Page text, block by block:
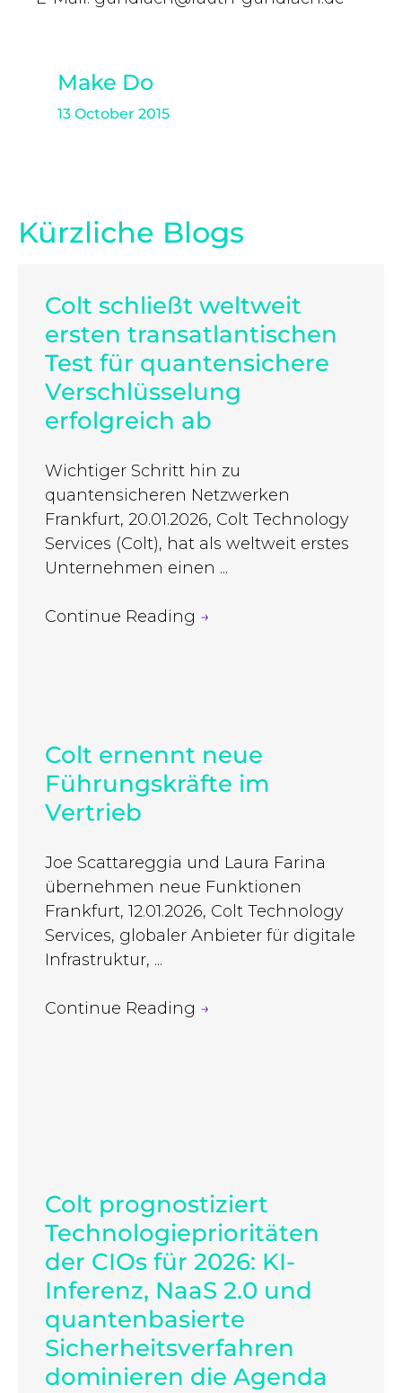
Make Do
13 October 2015
Kürzliche Blogs
Colt schließt weltweit
ersten transatlantischen
Test für quantensichere
Verschlüsselung
erfolgreich ab
Wichtiger Schritt hin zu
quantensicheren Netzwerken
Frankfurt, 20.01.2026, Colt Technology
Services (Colt), hat als weltweit erstes
Unternehmen einen ...
Continue Reading →
Colt ernennt neue
Führungskräfte im
Vertrieb
Joe Scattareggia und Laura Farina
übernehmen neue Funktionen
Frankfurt, 12.01.2026, Colt Technology
Services, globaler Anbieter für digitale
Infrastruktur, ...
Continue Reading →
Colt prognostiziert
Technologieprioritäten
der CIOs für 2026: KI-
Inferenz, NaaS 2.0 und
quantenbasierte
Sicherheitsverfahren
dominieren die Agenda